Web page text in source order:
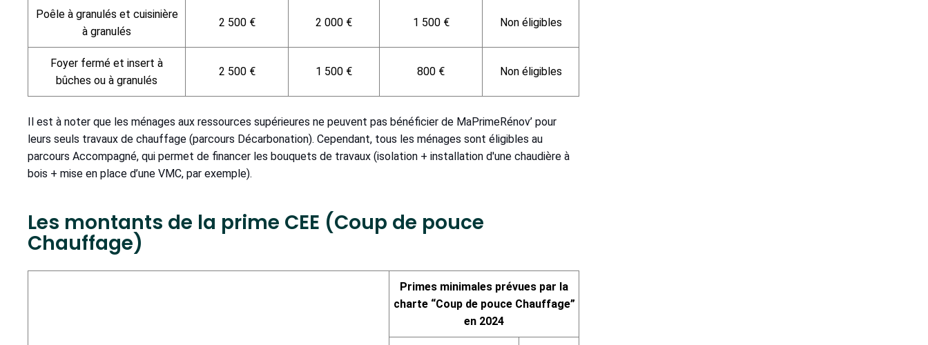
Poêle à granulés et cuisinière
à granulés
2 500 € 2 000 € 1 500 € Non éligibles
Foyer fermé et insert à
bûches ou à granulés
2 500 € 1 500 € 800 € Non éligibles
Il est à noter que les ménages aux ressources supérieures ne peuvent pas bénéficier de MaPrimeRénov’ pour
leurs seuls travaux de chauffage (parcours Décarbonation). Cependant, tous les ménages sont éligibles au
parcours Accompagné, qui permet de financer les bouquets de travaux (isolation + installation d'une chaudière à
bois + mise en place d’une VMC, par exemple).
Les montants de la prime CEE (Coup de pouce
Chauffage)
Primes minimales prévues par la
charte “Coup de pouce Chauffage”
en 2024